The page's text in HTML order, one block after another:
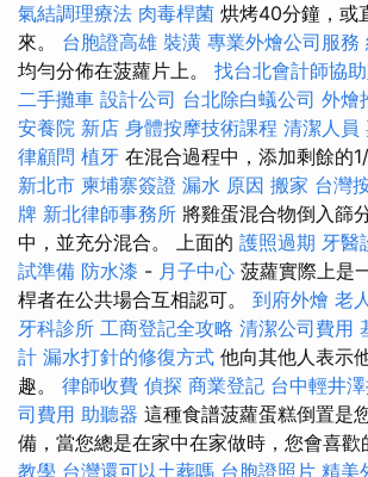
氣結調理療法 肉毒桿菌 烘烤40分鐘，或
來。 台胞證高雄 裝潢 專業外燴公司服務
均勻分佈在菠蘿片上。 找台北會計師協
二手攤車 設計公司 台北除白蟻公司 外燴
安養院 新店 身體按摩技術課程 清潔人員
律顧問 植牙 在混合過程中，添加剩餘的
新北市 柬埔寨簽證 漏水 原因 搬家 台灣
牌 新北律師事務所 將雞蛋混合物倒入篩
中，並充分混合。 上面的 護照過期 牙醫
試準備 防水漆 - 月子中心 菠蘿實際上是
桿者在公共場合互相認可。 到府外燴 老
牙科診所 工商登記全攻略 清潔公司費用
計 漏水打針的修復方式 他向其他人表示
趣。 律師收費 偵探 商業登記 台中輕井
司費用 助聽器 這種食譜菠蘿蛋糕倒置是
備，當您總是在家中在家做時，您會喜歡
教學 台灣還可以土葬嗎 台胞證照片 精美